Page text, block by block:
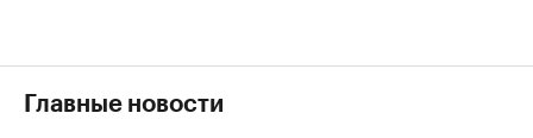
Главные новости